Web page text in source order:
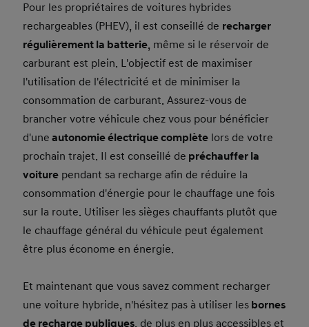
Pour les propriétaires de voitures hybrides
rechargeables (PHEV), il est conseillé de recharger
régulièrement la batterie, même si le réservoir de
carburant est plein. L'objectif est de maximiser
l'utilisation de l'électricité et de minimiser la
consommation de carburant. Assurez-vous de
brancher votre véhicule chez vous pour bénéficier
d'une autonomie électrique complète lors de votre
prochain trajet. Il est conseillé de préchauffer la
voiture pendant sa recharge afin de réduire la
consommation d'énergie pour le chauffage une fois
sur la route. Utiliser les sièges chauffants plutôt que
le chauffage général du véhicule peut également
être plus économe en énergie.
Et maintenant que vous savez comment recharger
une voiture hybride, n'hésitez pas à utiliser les bornes
de recharge publiques, de plus en plus accessibles et